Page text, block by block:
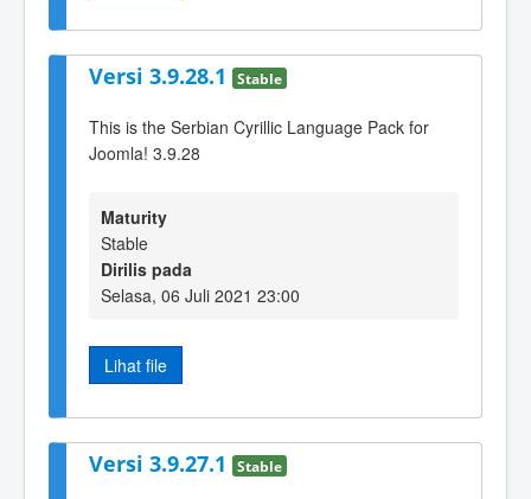
Versi 3.9.28.1 Stable
This is the Serbian Cyrillic Language Pack for
Joomla! 3.9.28
Maturity
Stable
Dirilis pada
Selasa, 06 Juli 2021 23:00
Lihat file
Versi 3.9.27.1 Stable